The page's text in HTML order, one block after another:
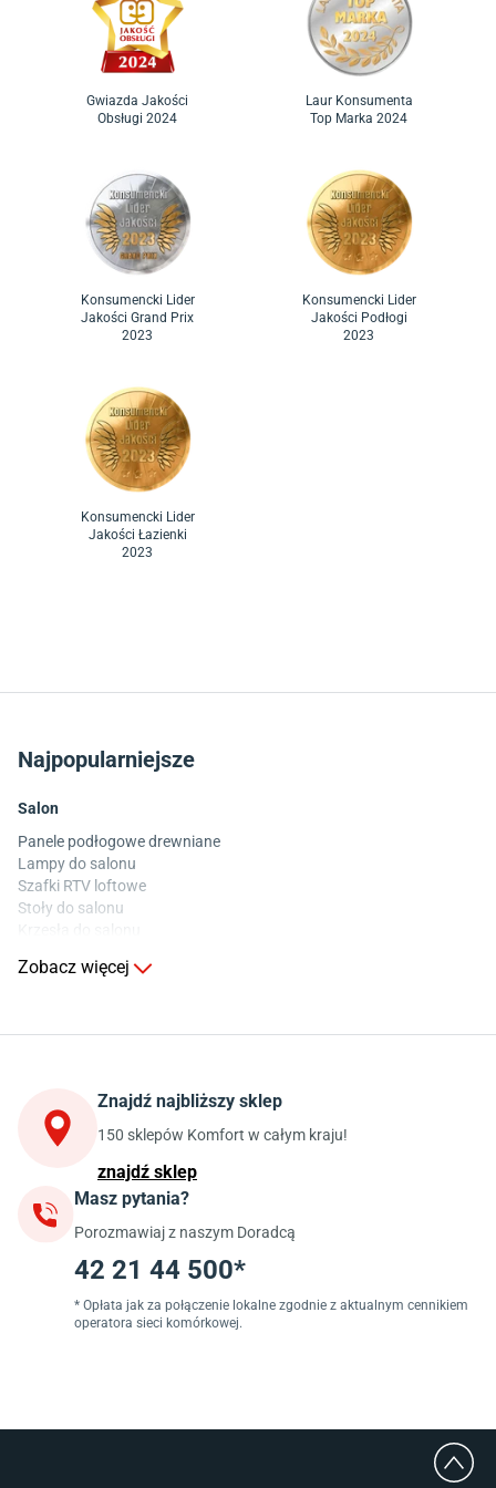
Gwiazda Jakości
Obsługi 2024
Laur Konsumenta
Top Marka 2024
Konsumencki Lider
Jakości Grand Prix
2023
Konsumencki Lider
Jakości Podłogi
2023
Konsumencki Lider
Jakości Łazienki
2023
Najpopularniejsze
Salon
Panele podłogowe drewniane
Lampy do salonu
Szafki RTV loftowe
Stoły do salonu
Stoły do kuchni
Szafki kuchenne wiszące (górne)
Szafki pod zlewozmywak
Blaty kuchenne laminowane
Jadalnia
Stoły do jadalni
Krzesła do jadalni
Dywany szare
Lampy w stylu loftowym
Lampy wiszące do jadalni
Zobacz więcej
Znajdź najbliższy sklep
150 sklepów Komfort w całym kraju!
znajdź sklep
Masz pytania?
Porozmawiaj z naszym Doradcą
42 21 44 500*
* Opłata jak za połączenie lokalne zgodnie z aktualnym cennikiem
operatora sieci komórkowej.